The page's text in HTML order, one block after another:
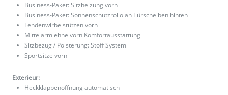
Business-Paket: Sitzheizung vorn
Business-Paket: Sonnenschutzrollo an Türscheiben hinten
Lendenwirbelstützen vorn
Mittelarmlehne vorn Komfortausstattung
Sitzbezug / Polsterung: Stoff System
Sportsitze vorn
Exterieur:
Heckklappenöffnung automatisch